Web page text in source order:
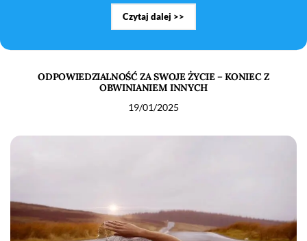
Czytaj dalej >>
ODPOWIEDZIALNOŚĆ ZA SWOJE ŻYCIE – KONIEC Z
OBWINIANIEM INNYCH
19/01/2025